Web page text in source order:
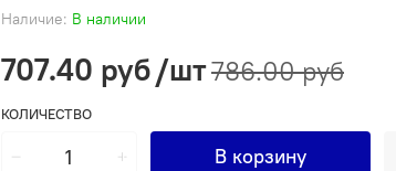
Наличие: В наличии
707.40 руб/шт786.00 руб
КОЛИЧЕСТВО
В корзину